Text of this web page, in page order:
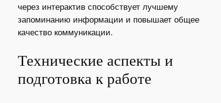
через интерактив способствует лучшему
запоминанию информации и повышает общее
качество коммуникации.
Технические аспекты и
подготовка к работе